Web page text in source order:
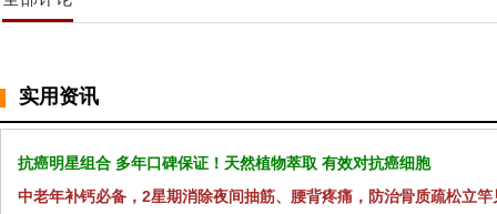
实用资讯
抗癌明星组合 多年口碑保证！天然植物萃取 有效对抗癌细胞
中老年补钙必备，2星期消除夜间抽筋、腰背疼痛，防治骨质疏松立竿